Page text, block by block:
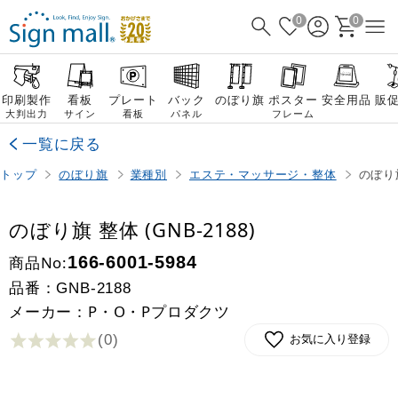
0 0
印刷製作
大判出力
看板
サイン
プレート
看板
バック
パネル
のぼり旗 ポスター
フレーム
安全用品 販
一覧に戻る
トップ のぼり旗 業種別 エステ・マッサージ・整体 のぼ
のぼり旗 整体 (GNB-2188)
商品No:166-6001-5984
品番：GNB-2188
メーカー：P・O・Pプロダクツ
(0) お気に入り登録